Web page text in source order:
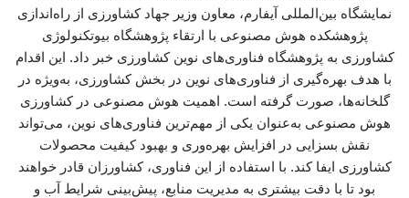
نمایشگاه بین‌المللی آیفارم، معاون وزیر جهاد کشاورزی از راه‌اندازی
پژوهشکده هوش مصنوعی با ارتقاء پژوهشگاه بیوتکنولوژی
کشاورزی به پژوهشگاه فناوری‌های نوین کشاورزی خبر داد. این اقدام
با هدف بهره‌گیری از فناوری‌های نوین در بخش کشاورزی، به‌ویژه در
گلخانه‌ها، صورت گرفته است. اهمیت هوش مصنوعی در کشاورزی
هوش مصنوعی به‌عنوان یکی از مهم‌ترین فناوری‌های نوین، می‌تواند
نقش بسزایی در افزایش بهره‌وری و بهبود کیفیت محصولات
کشاورزی ایفا کند. با استفاده از این فناوری، کشاورزان قادر خواهند
بود تا با دقت بیشتری به مدیریت منابع، پیش‌بینی شرایط آب و